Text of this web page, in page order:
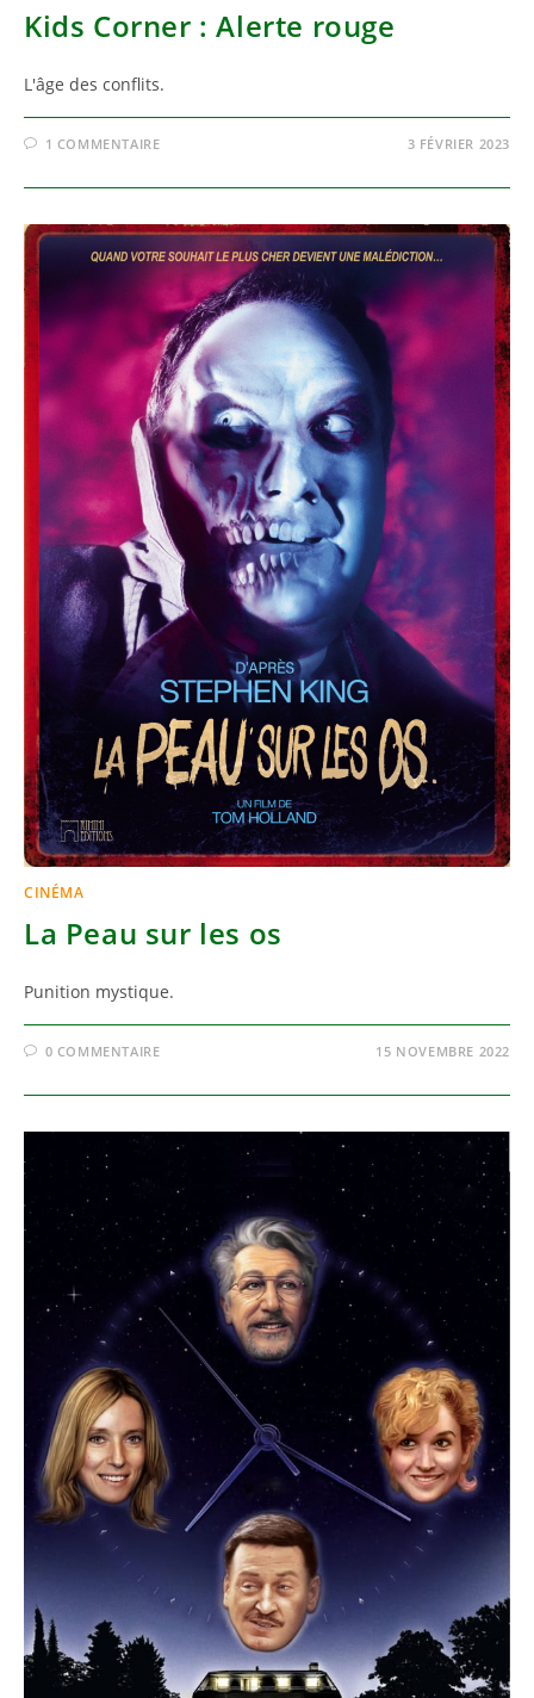
Kids Corner : Alerte rouge
L'âge des conflits.
1 COMMENTAIRE 3 FÉVRIER 2023
CINÉMA
La Peau sur les os
Punition mystique.
0 COMMENTAIRE 15 NOVEMBRE 2022